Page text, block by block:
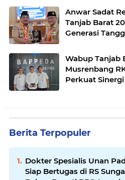
Anwar Sadat
Tanjab Barat
Generasi
Wabup Tanjab
Musrenbang
Perkuat
Berita Terpopuler
Dokter Spesialis Unan
Siap Bertugas di RS